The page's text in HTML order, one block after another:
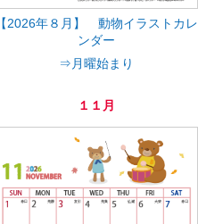
【2026年８月】 動物イラストカレ
ンダー
⇒月曜始まり
１１月